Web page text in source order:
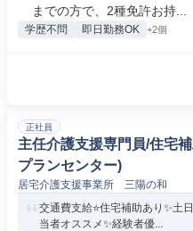
までの方で、2種免許お持...
学歴不問 即日勤務OK +2個
正社員
主任介護支援専門員/住宅
プランセンター)
居宅介護支援事業所 三陽の和
交通費支給⭐️住宅補助あり✨土
当者オススメ✨経験者優...